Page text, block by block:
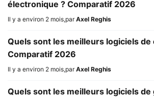
électronique ? Comparatif 2026
Il y a environ 2 mois,par Axel Reghis
Quels sont les meilleurs logiciels de
Comparatif 2026
Il y a environ 2 mois,par Axel Reghis
Quels sont les meilleurs logiciels de